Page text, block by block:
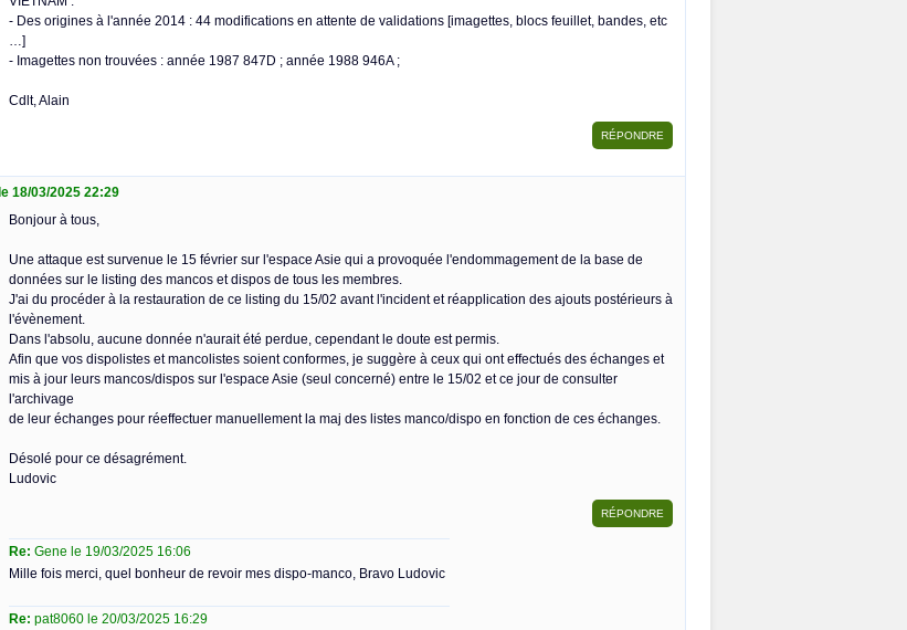
- Des origines à l'année 2014 : 44 modifications en attente de validations [imagettes, blocs feuillet, bandes, etc
…]
- Imagettes non trouvées : année 1987 847D ; année 1988 946A ;
Cdlt, Alain
le 18/03/2025 22:29
Bonjour à tous,
Une attaque est survenue le 15 février sur l'espace Asie qui a provoquée l'endommagement de la base de
données sur le listing des mancos et dispos de tous les membres.
J'ai du procéder à la restauration de ce listing du 15/02 avant l'incident et réapplication des ajouts postérieurs à
l'évènement.
Dans l'absolu, aucune donnée n'aurait été perdue, cependant le doute est permis.
Afin que vos dispolistes et mancolistes soient conformes, je suggère à ceux qui ont effectués des échanges et
mis à jour leurs mancos/dispos sur l'espace Asie (seul concerné) entre le 15/02 et ce jour de consulter
l'archivage
de leur échanges pour réeffectuer manuellement la maj des listes manco/dispo en fonction de ces échanges.
Désolé pour ce désagrément.
Ludovic
Re: Gene le 19/03/2025 16:06
Mille fois merci, quel bonheur de revoir mes dispo-manco, Bravo Ludovic
Re: pat8060 le 20/03/2025 16:29